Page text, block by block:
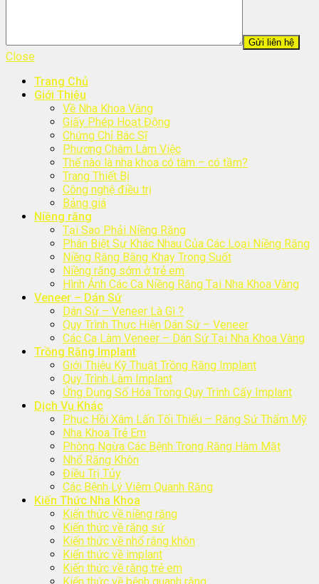
Close
Trang Chủ
Giới Thiệu
Về Nha Khoa Vàng
Giấy Phép Hoạt Động
Chứng Chỉ Bác Sĩ
Phương Châm Làm Việc
Thế nào là nha khoa có tâm – có tầm?
Trang Thiết Bị
Công nghệ điều trị
Bảng giá
Niềng răng
Tại Sao Phải Niềng Răng
Phân Biệt Sự Khác Nhau Của Các Loại Niềng Răng
Niềng Răng Bằng Khay Trong Suốt
Niềng răng sớm ở trẻ em
Hình Ảnh Các Ca Niềng Răng Tại Nha Khoa Vàng
Veneer – Dán Sứ
Dán Sứ – Veneer Là Gì ?
Quy Trình Thực Hiện Dán Sứ – Veneer
Các Ca Làm Veneer – Dán Sứ Tại Nha Khoa Vàng
Trồng Răng Implant
Giới Thiệu Kỹ Thuật Trồng Răng Implant
Quy Trình Làm Implant
Ứng Dụng Số Hóa Trong Quy Trình Cấy Implant
Dịch Vụ Khác
Phục Hồi Xâm Lấn Tối Thiểu – Răng Sứ Thẩm Mỹ
Nha Khoa Trẻ Em
Phòng Ngừa Các Bệnh Trong Răng Hàm Mặt
Nhổ Răng Khôn
Điều Trị Tủy
Các Bệnh Lý Viêm Quanh Răng
Kiến Thức Nha Khoa
Kiến thức về niềng răng
Kiến thức về răng sứ
Kiến thức về nhổ răng khôn
Kiến thức về implant
Kiến thức về răng trẻ em